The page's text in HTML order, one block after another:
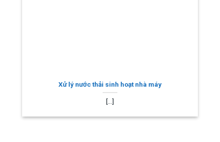
Xử lý nước thải sinh hoạt nhà máy
[...]